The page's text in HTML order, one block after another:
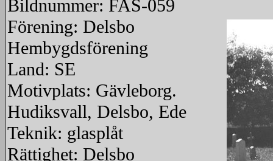
Bildnummer: FAS-059
Förening: Delsbo
Hembygdsförening
Land: SE
Motivplats: Gävleborg.
Hudiksvall, Delsbo, Ede
Teknik: glasplåt
Rättighet: Delsbo